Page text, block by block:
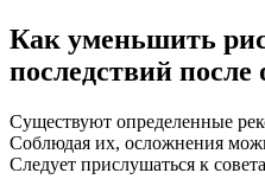
Как уменьшить
последствий после
Существуют определенные
Соблюдая их, осложнения
Следует прислушаться к